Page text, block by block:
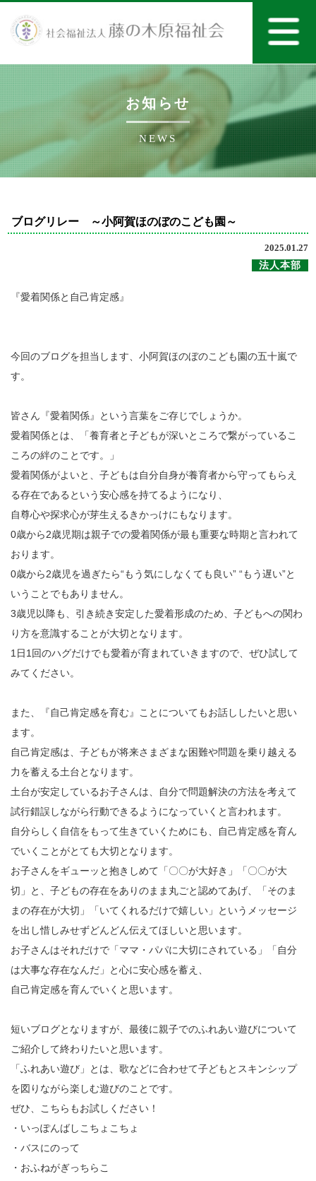
お知らせ
NEWS
ブログリレー ～小阿賀ほのぼのこども園～
2025.01.27
法人本部
『愛着関係と自己肯定感』
今回のブログを担当します、小阿賀ほのぼのこども園の五十嵐で
す。
皆さん『愛着関係』という言葉をご存じでしょうか。
愛着関係とは、「養育者と子どもが深いところで繋がっているこ
ころの絆のことです。」
愛着関係がよいと、子どもは自分自身が養育者から守ってもらえ
る存在であるという安心感を持てるようになり、
自尊心や探求心が芽生えるきかっけにもなります。
0歳から2歳児期は親子での愛着関係が最も重要な時期と言われて
おります。
0歳から2歳児を過ぎたら“もう気にしなくても良い” “もう遅い”と
いうことでもありません。
3歳児以降も、引き続き安定した愛着形成のため、子どもへの関わ
り方を意識することが大切となります。
1日1回のハグだけでも愛着が育まれていきますので、ぜひ試して
みてください。
また、『自己肯定感を育む』ことについてもお話ししたいと思い
ます。
自己肯定感は、子どもが将来さまざまな困難や問題を乗り越える
力を蓄える土台となります。
土台が安定しているお子さんは、自分で問題解決の方法を考えて
試行錯誤しながら行動できるようになっていくと言われます。
自分らしく自信をもって生きていくためにも、自己肯定感を育ん
でいくことがとても大切となります。
お子さんをギューッと抱きしめて「〇〇が大好き」「〇〇が大
切」と、子どもの存在をありのまま丸ごと認めてあげ、「そのま
まの存在が大切」「いてくれるだけで嬉しい」というメッセージ
を出し惜しみせずどんどん伝えてほしいと思います。
お子さんはそれだけで「ママ・パパに大切にされている」「自分
は大事な存在なんだ」と心に安心感を蓄え、
自己肯定感を育んでいくと思います。
短いブログとなりますが、最後に親子でのふれあい遊びについて
ご紹介して終わりたいと思います。
「ふれあい遊び」とは、歌などに合わせて子どもとスキンシップ
を図りながら楽しむ遊びのことです。
ぜひ、こちらもお試しください！
・いっぽんばしこちょこちょ
・バスにのって
・おふねがぎっちらこ